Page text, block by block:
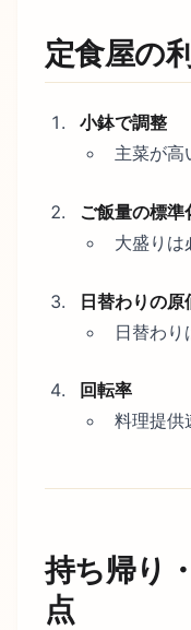
定食屋の
小鉢で調整
主菜が高
ご飯量の標準
大盛りは
日替わりの原
日替わり
回転率
料理提供
持ち帰り
点